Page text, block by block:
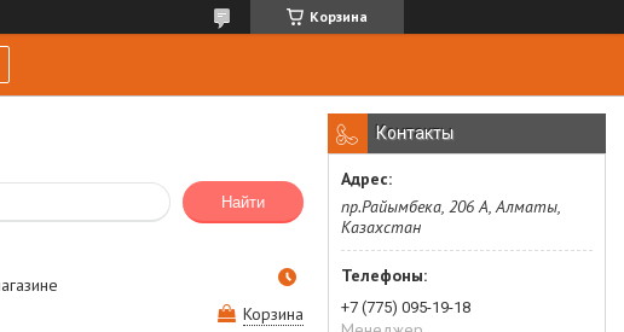
Корзина
Найти
Корзина
Контакты
пр.Райымбека, 206 А, Алматы,
Казахстан
+7 (775) 095-19-18